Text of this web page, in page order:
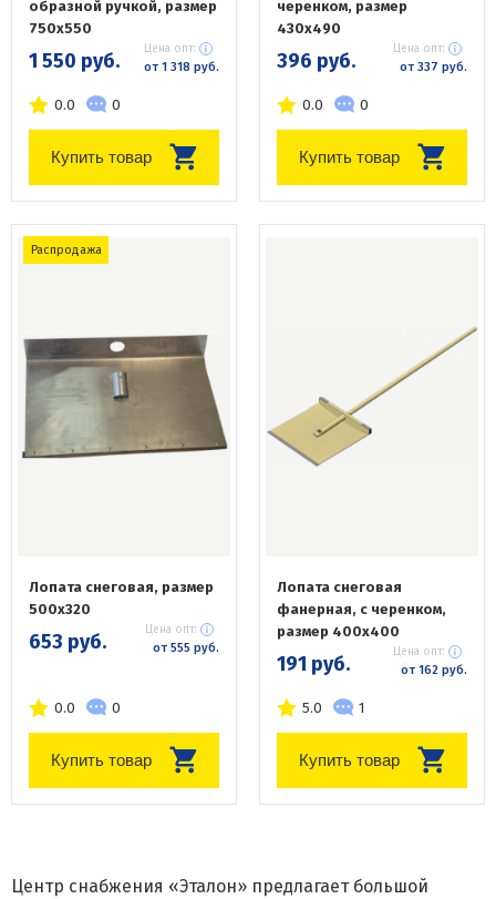
образной ручкой, размер
750х550
1 550 руб. Цена опт:
от 1 318 руб.
0.0 0
Купить товар
черенком, размер
430х490
396 руб. Цена опт:
от 337 руб.
0.0 0
Купить товар
Распродажа
Лопата снеговая, размер
500х320
653 руб. Цена опт:
от 555 руб.
0.0 0
Купить товар
Лопата снеговая
фанерная, с черенком,
размер 400х400
191 руб. Цена опт:
от 162 руб.
5.0 1
Купить товар
Центр снабжения «Эталон» предлагает большой